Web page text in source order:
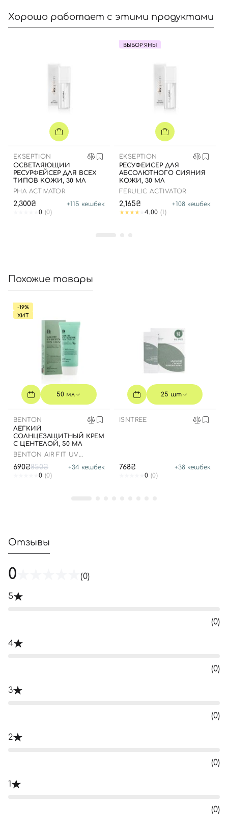
Хорошо работает с этими продуктами
EKSEPTION
ОСВЕТЛЯЮЩИЙ
РЕСУРФЕЙСЕР ДЛЯ ВСЕХ
ТИПОВ КОЖИ, 30 МЛ
PHA ACTIVATOR
2,300₴ +115 кешбек
0 (0)
ВЫБОР ЯНЫ
EKSEPTION
РЕСУФЕЙСЕР ДЛЯ
АБСОЛЮТНОГО СИЯНИЯ
КОЖИ, 30 МЛ
FERULIC ACTIVATOR
2,165₴ +108 кешбек
4.00 (1)
Похожие товары
-19%
ХИТ
50 мл
BENTON
ЛЕГКИЙ
СОЛНЦЕЗАЩИТНЫЙ КРЕМ
С ЦЕНТЕЛОЙ, 50 МЛ
BENTON AIR FIT UV
SPF50
690₴850₴ +34 кешбек
0 (0)
25 шт
ISNTREE
768₴ +38 кешбек
0 (0)
Отзывы
0 (0)
5
(0)
4
(0)
3
(0)
2
(0)
1
(0)
Номер телефона
принимаете условияПользовательские соглашения
Далее
Войти с помощью e-mail